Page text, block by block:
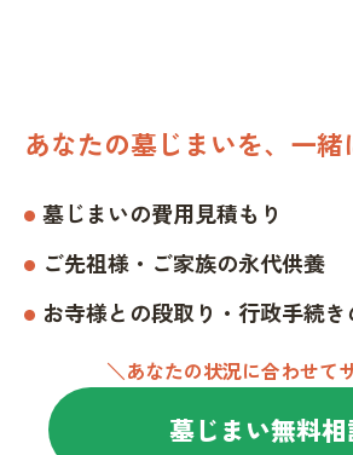
あなたの墓じまいを、一緒
墓じまいの費用見積もり
ご先祖様・ご家族の永代供養
お寺様との段取り・行政手続
＼あなたの状況に合わせて
墓じまい無料